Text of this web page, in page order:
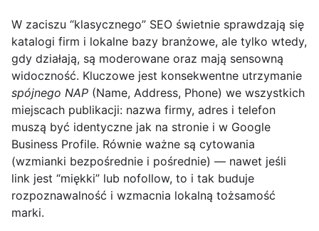
W zaciszu “klasycznego” SEO świetnie sprawdzają się
katalogi firm i lokalne bazy branżowe, ale tylko wtedy,
gdy działają, są moderowane oraz mają sensowną
widoczność. Kluczowe jest konsekwentne utrzymanie
spójnego NAP (Name, Address, Phone) we wszystkich
miejscach publikacji: nazwa firmy, adres i telefon
muszą być identyczne jak na stronie i w Google
Business Profile. Równie ważne są cytowania
(wzmianki bezpośrednie i pośrednie) — nawet jeśli
link jest “miękki” lub nofollow, to i tak buduje
rozpoznawalność i wzmacnia lokalną tożsamość
marki.